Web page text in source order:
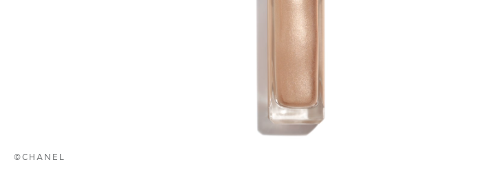
©CHANEL